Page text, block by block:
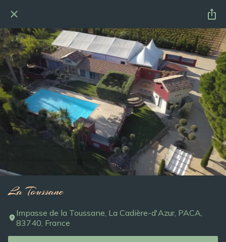
La Toussane
Impasse de la Toussane, La Cadière-d'Azur, PACA,
83740, France